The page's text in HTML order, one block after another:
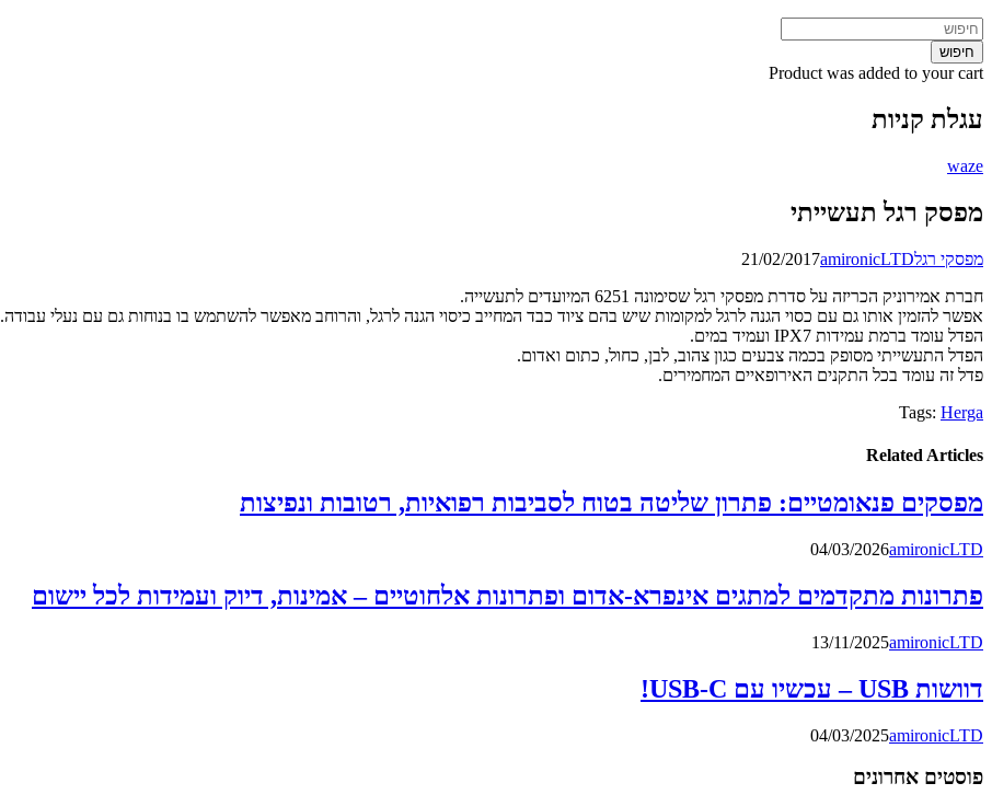
חיפוש
Product was added to your cart
עגלת קניות
waze
מפסק רגל תעשייתי
מפסקי רגל 21/02/2017amironicLTD
חברת אמירוניק הכריזה על סדרת מפסקי רגל שסימונה 6251 המיועדים לתעשייה.
אפשר להזמין אותו גם עם כסוי הגנה לרגל למקומות שיש בהם ציוד כבד המחייב כיסוי הגנה לרגל, והרוחב מאפשר להשתמש בו בנוחות גם עם נעלי עבודה.
הפדל עומד ברמת עמידות IPX7 ועמיד במים.
הפדל התעשייתי מסופק בכמה צבעים כגון צהוב, לבן, כחול, כתום ואדום.
פדל זה עומד בכל התקנים האירופאיים המחמירים.
Tags: Herga
Related Articles
מפסקים פנאומטיים: פתרון שליטה בטוח לסביבות רפואיות, רטובות ונפיצות
04/03/2026amironicLTD
פתרונות מתקדמים למתגים אינפרא-אדום ופתרונות אלחוטיים – אמינות, דיוק ועמידות לכל יישום
13/11/2025amironicLTD
דוושות USB – עכשיו עם USB-C!
04/03/2025amironicLTD
פוסטים אחרונים